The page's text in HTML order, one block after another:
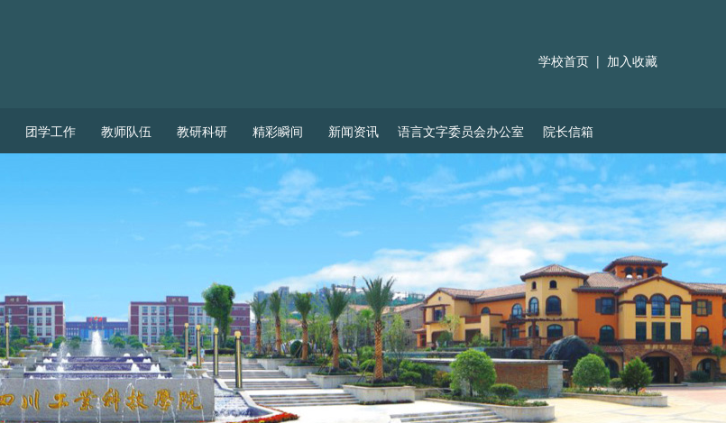
学校首页 | 加入收藏
团学工作 教师队伍 教研科研 精彩瞬间 新闻资讯 语言文字委员会办公室 院长信箱